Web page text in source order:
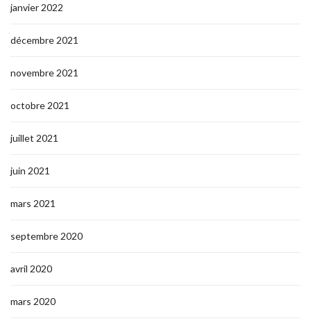
janvier 2022
décembre 2021
novembre 2021
octobre 2021
juillet 2021
juin 2021
mars 2021
septembre 2020
avril 2020
mars 2020